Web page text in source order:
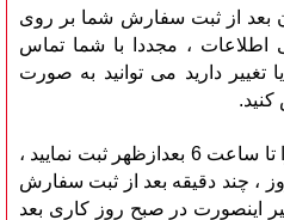
بعد از ثبت سفارش شما بر روی
اطلاعات ، مجددا با شما تماس
تغییر دارید می توانید به صورت
کنید.
(در صورتی که سفارش خود را تا ساعت 6 بعدازظهر ثبت نمایید ،
، چند دقیقه بعد از ثبت سفارش
اینصورت در صبح روز کاری بعد